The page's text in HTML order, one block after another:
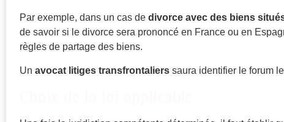
Par exemple, dans un cas dedivorce avec des biens
de savoir si le divorce sera prononcé en France ou en
règles de partage des biens.
Unavocat litiges transfrontaliers saura identifier le forum